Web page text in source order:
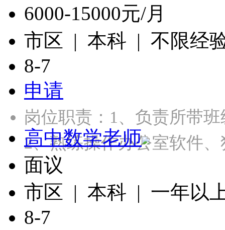
6000-15000元/月
市区 | 本科 | 不限经
8-7
申请
岗位职责：1、负责所带
2、熟练操作办公室软件
高中数学老师
面议
市区 | 本科 | 一年以
8-7